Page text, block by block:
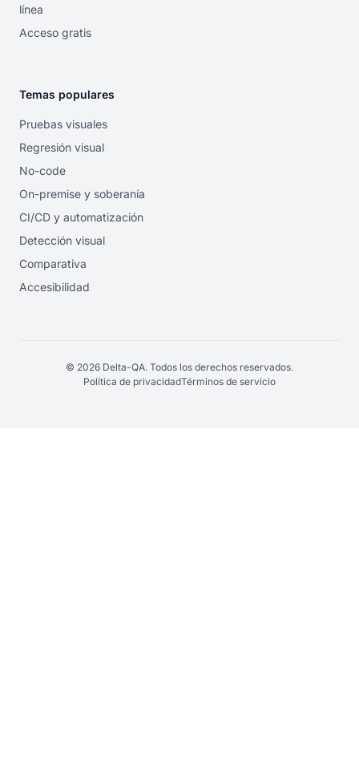
línea
Acceso gratis
Temas populares
Pruebas visuales
Regresión visual
No-code
On-premise y soberanía
CI/CD y automatización
Detección visual
Comparativa
Accesibilidad
© 2026 Delta-QA. Todos los derechos reservados.
Política de privacidadTérminos de servicio